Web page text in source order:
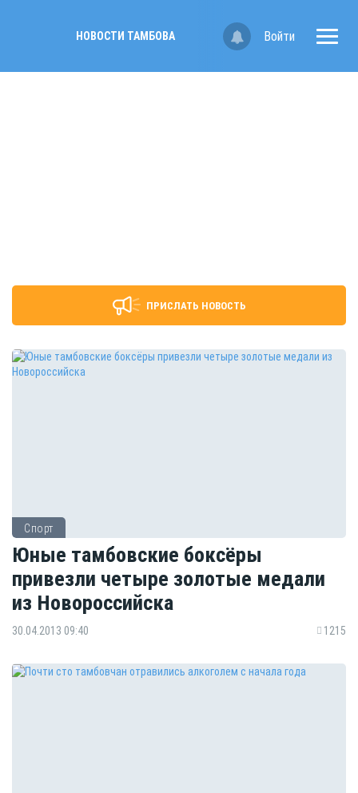
НОВОСТИ ТАМБОВА Войти
ПРИСЛАТЬ НОВОСТЬ
Спорт
Юные тамбовские боксёры
привезли четыре золотые медали
из Новороссийска
30.04.2013 09:40 1215